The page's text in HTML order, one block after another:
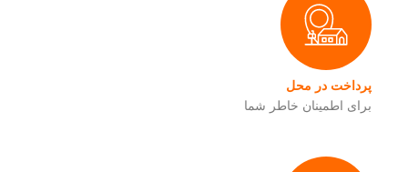
پرداخت در محل
برای اطمینان خاطر شما